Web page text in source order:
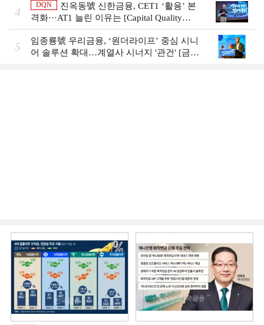
4
DQN
진옥동號 신한금융, CET1 ‘활용’ 본
격화···AT1 늘린 이유는 [Capital Quality
Review]
5
임종룡號 우리금융, ‘원더라이프’ 중심 시니
어 솔루션 확대…계열사 시너지 '관건' [금융